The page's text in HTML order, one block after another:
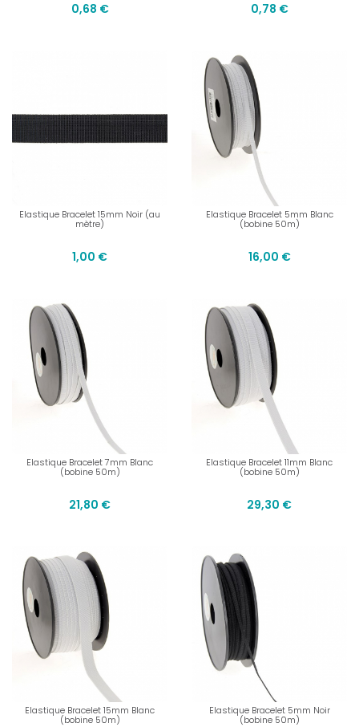
0,68 € 0,78 €
Elastique Bracelet 15mm Noir (au
mètre)
1,00 €
Elastique Bracelet 5mm Blanc
(bobine 50m)
16,00 €
Elastique Bracelet 7mm Blanc
(bobine 50m)
21,80 €
Elastique Bracelet 11mm Blanc
(bobine 50m)
29,30 €
Elastique Bracelet 15mm Blanc
(bobine 50m)
Elastique Bracelet 5mm Noir
(bobine 50m)